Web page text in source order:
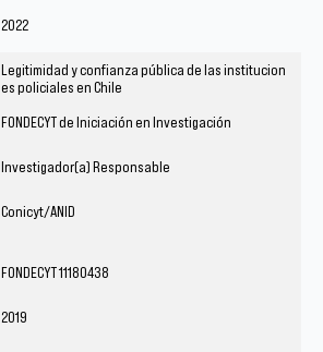
2022
Legitimidad y confianza pública de las institucion
es policiales en Chile
FONDECYT de Iniciación en Investigación
Investigador(a) Responsable
Conicyt/ANID
FONDECYT 11180438
2019